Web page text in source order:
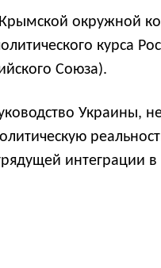
окружной
курса
Союза).
Украины,
интеграции